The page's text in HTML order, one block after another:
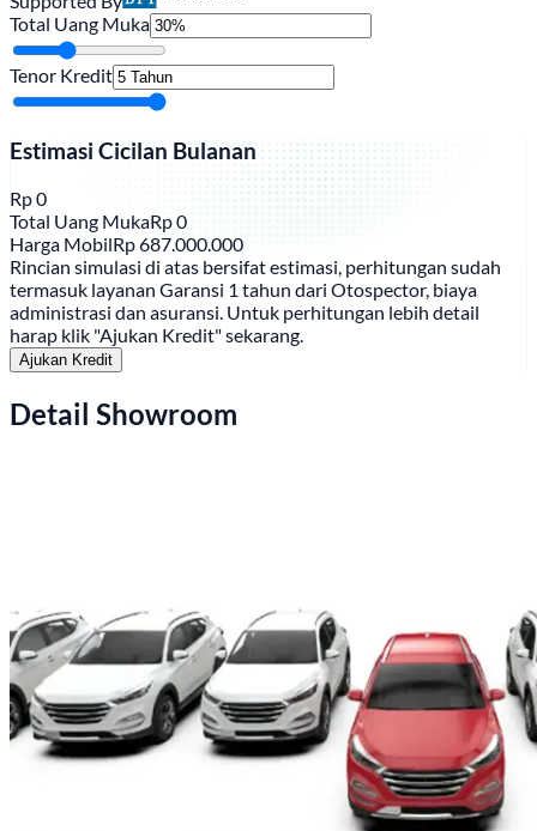
Total Uang Muka
Tenor Kredit
Estimasi Cicilan Bulanan
Rp0
Total Uang MukaRp0
Harga MobilRp687.000.000
Rincian simulasi di atas bersifat estimasi, perhitungan sudah
termasuk layanan Garansi 1 tahun dari Otospector, biaya
administrasi dan asuransi. Untuk perhitungan lebih detail
harap klik "Ajukan Kredit" sekarang.
Ajukan Kredit
Detail Showroom